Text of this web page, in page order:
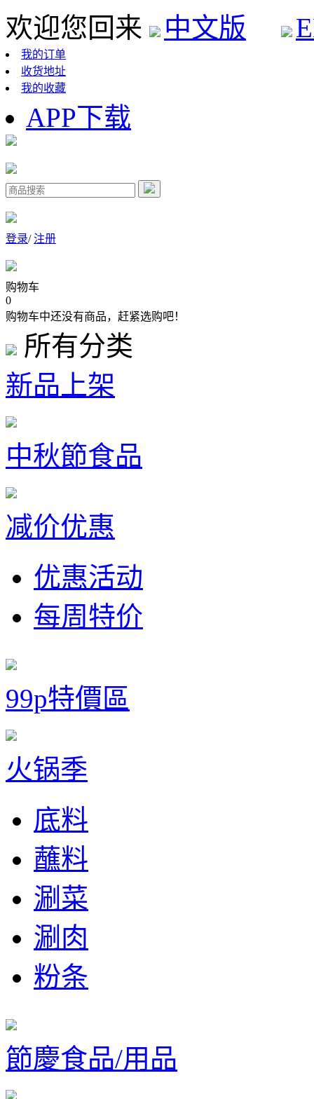
欢迎您回来 中文版
我的订单
收货地址
我的收藏
APP下载
登录/注册
购物车
0
购物车中还没有商品，赶紧选购吧！
所有分类
新品上架
中秋節食品
减价优惠
优惠活动
每周特价
99p特價區
火锅季
底料
蘸料
涮菜
涮肉
粉条
節慶食品/用品